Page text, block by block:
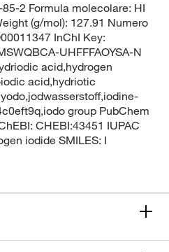
2 Formula molecolare: HI
(g/mol): 127.91 Numero
InChI Key:
UHFFFAOYSA-N
acid,hydrogen
acid,hydriotic
group PubChem
CHEBI:43451 IUPAC
iodide SMILES: I